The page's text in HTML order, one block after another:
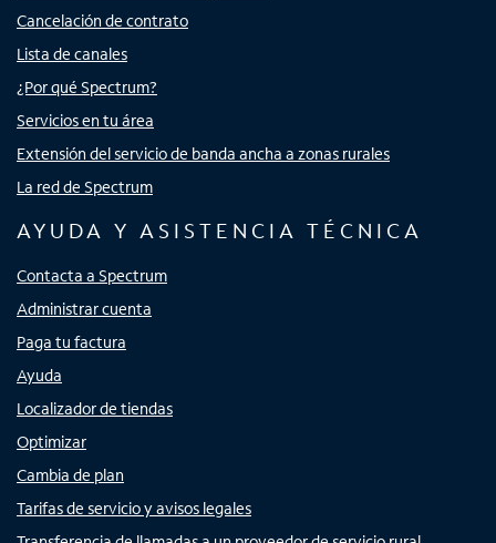
Cancelación de contrato
Lista de canales
¿Por qué Spectrum?
Servicios en tu área
Extensión del servicio de banda ancha a zonas rurales
La red de Spectrum
AYUDA Y ASISTENCIA TÉCNICA
Contacta a Spectrum
Administrar cuenta
Paga tu factura
Ayuda
Localizador de tiendas
Optimizar
Cambia de plan
Tarifas de servicio y avisos legales